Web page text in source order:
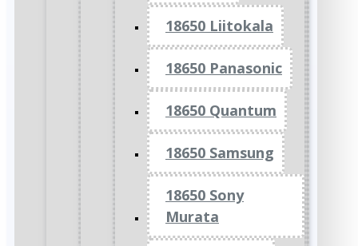
18650 Liitokala
18650 Panasonic
18650 Quantum
18650 Samsung
18650 Sony
Murata